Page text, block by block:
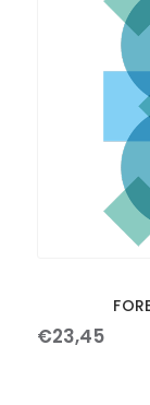
€23,45